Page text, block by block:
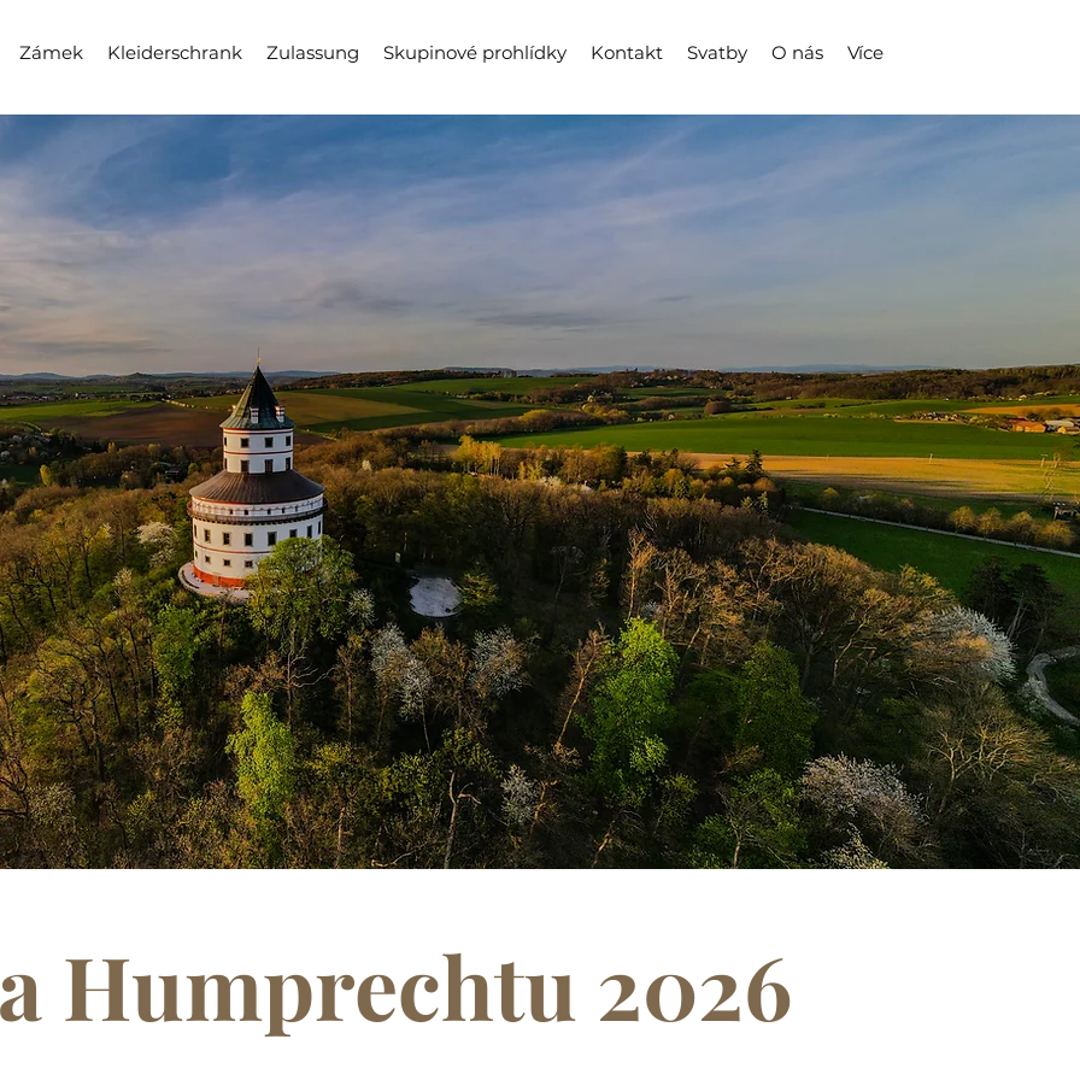
Zámek Kleiderschrank Zulassung Skupinové prohlídky Kontakt Svatby O nás Více
Humprechtu 2026